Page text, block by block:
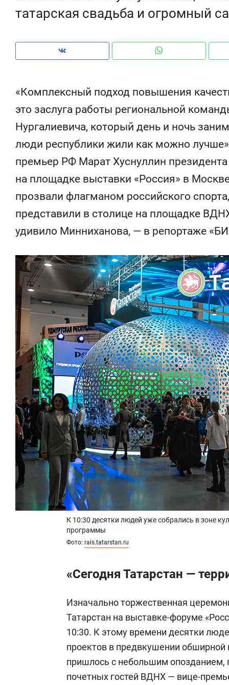
татарская свадьба и огромный
«Комплексный подход повышения
это заслуга работы региональной
Нургалиевича, который день и ночь
люди республики жили как можно
премьер РФ Марат Хуснуллин
на площадке выставки «Россия» в
прозвали флагманом российского
представили в столице на площадке
удивило Минниханова, — в репортаже
К 10:30 десятки людей уже собрались в зоне
программы
Фото: rais.tatarstan.ru
«Сегодня Татарстан —
Изначально торжественная
Татарстан на выставке-форуме
10:30. К этому времени десятки
проектов в предвкушении
пришлось с небольшим
почетных гостей ВДНХ — вице-
Рекомендуем
150 камер до квартиры и Face
ID вместо ключа: какой будет
безопасность в ЖК «Нова»
Рекомендуем
Опыт
природе,
с